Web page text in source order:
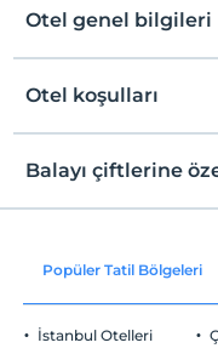
Otel genel bilgileri
Otel koşulları
Check/in
En erken saat 14:00 ve
Check/out
Evcil Hayvan
Sigara
Balayı çiftlerine
Oda
Odaya
Popüler Tatil Bölgeleri
İstanbul Otelleri